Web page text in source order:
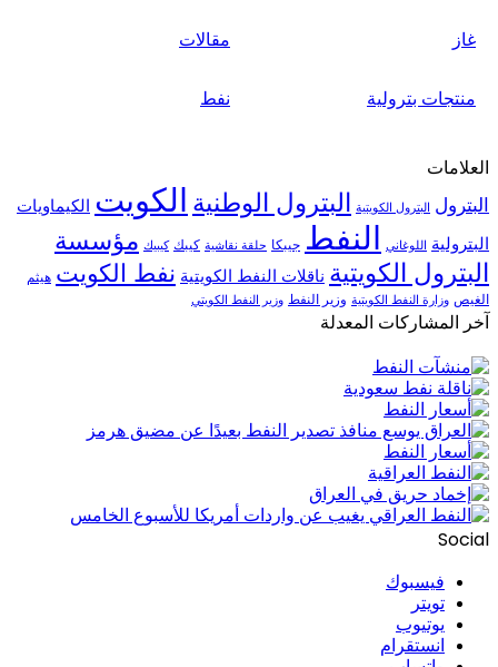
غاز مقالات
منتجات بترولية نفط
العلامات
البترول البترول الكويتية البترول الوطنية الكويت الكيماويات
البترولية اللوغاني النفط جيبكا حلقة نقاشية كيبك كيبيك مؤسسة
البترول الكويتية ناقلات النفط الكويتية نفط الكويت هيثم
الغيص وزارة النفط الكويتية وزير النفط وزير النفط الكويتي
آخر المشاركات المعدلة
Social
فيسبوك
تويتر
يوتيوب
انستقرام